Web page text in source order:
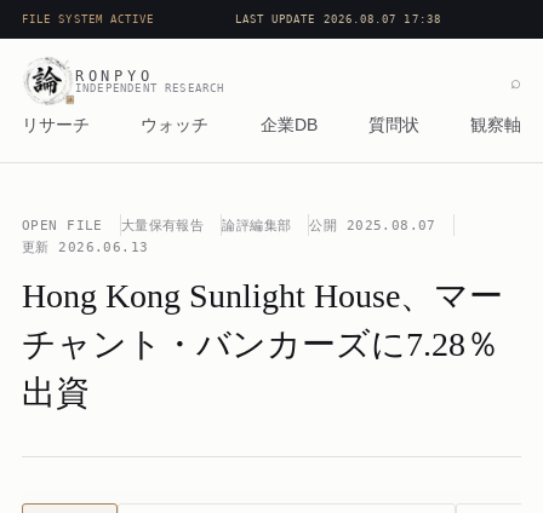
FILE SYSTEM ACTIVE LAST UPDATE 2026.08.07 17:38
RONPYO
INDEPENDENT RESEARCH
リサーチ ウォッチ 企業DB 質問状 観察軸
⌕
OPEN FILE 大量保有報告 論評編集部 公開
2025.08.07
更新 2026.06.13
Hong Kong Sunlight House、マー
チャント・バンカーズに7.28％
出資